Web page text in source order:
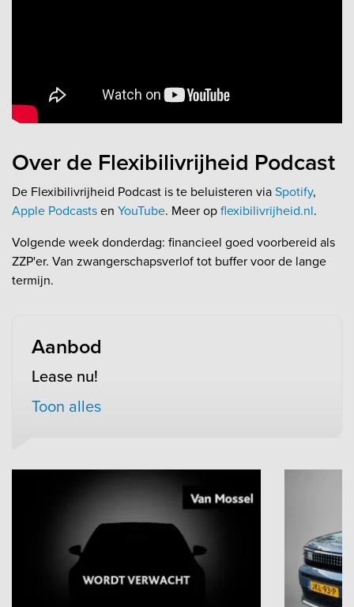
Over de Flexibilivrijheid Podcast
De Flexibilivrijheid Podcast is te beluisteren viaSpotify,
Apple Podcastsen YouTube. Meer opflexibilivrijheid.nl.
Volgende week donderdag: financieel goed voorbereid als
ZZP'er. Van zwangerschapsverlof tot buffer voor de lange
termijn.
Aanbod
Lease nu!
Toon alles